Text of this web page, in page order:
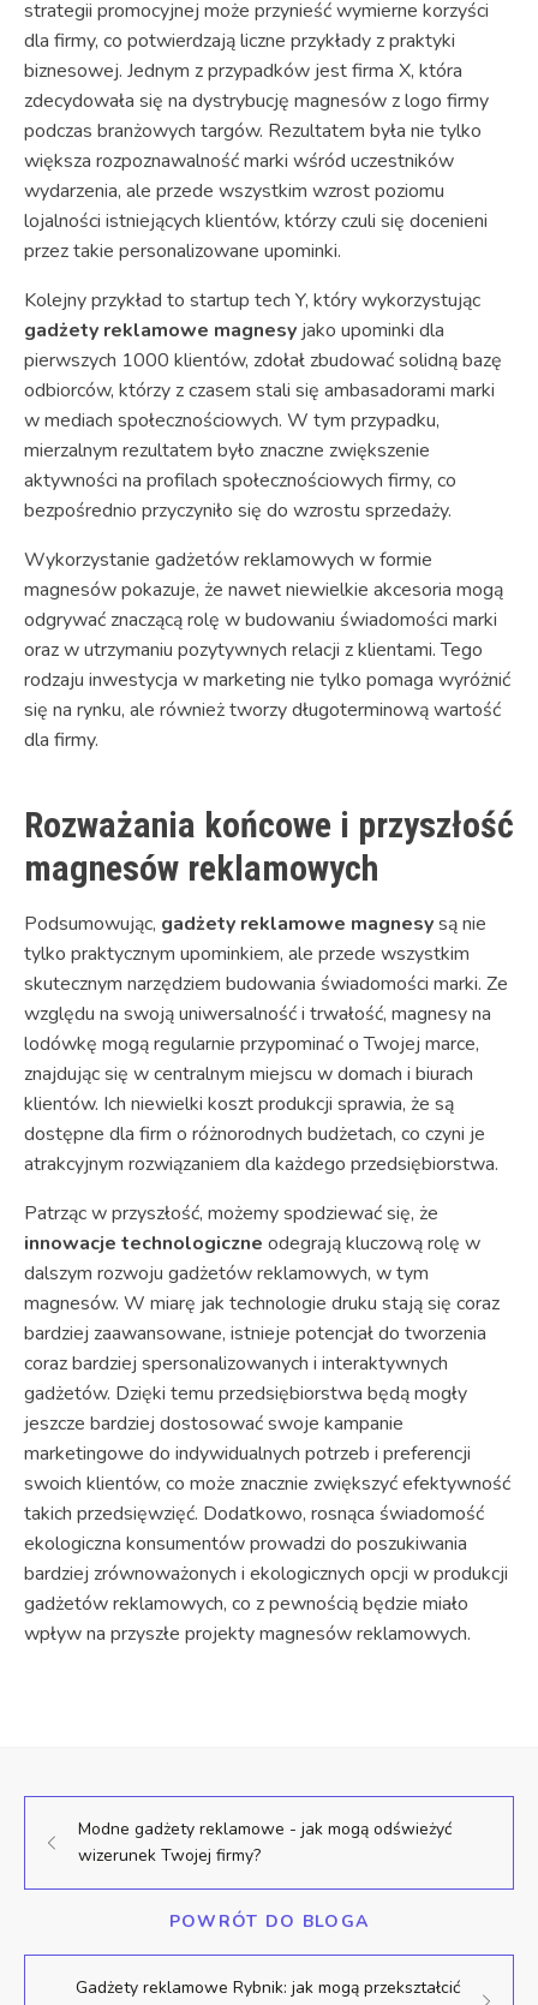
strategii promocyjnej może przynieść wymierne korzyści
dla firmy, co potwierdzają liczne przykłady z praktyki
biznesowej. Jednym z przypadków jest firma X, która
zdecydowała się na dystrybucję magnesów z logo firmy
podczas branżowych targów. Rezultatem była nie tylko
większa rozpoznawalność marki wśród uczestników
wydarzenia, ale przede wszystkim wzrost poziomu
lojalności istniejących klientów, którzy czuli się docenieni
przez takie personalizowane upominki.
Kolejny przykład to startup tech Y, który wykorzystując
gadżety reklamowe magnesy jako upominki dla
pierwszych 1000 klientów, zdołał zbudować solidną bazę
odbiorców, którzy z czasem stali się ambasadorami marki
w mediach społecznościowych. W tym przypadku,
mierzalnym rezultatem było znaczne zwiększenie
aktywności na profilach społecznościowych firmy, co
bezpośrednio przyczyniło się do wzrostu sprzedaży.
Wykorzystanie gadżetów reklamowych w formie
magnesów pokazuje, że nawet niewielkie akcesoria mogą
odgrywać znaczącą rolę w budowaniu świadomości marki
oraz w utrzymaniu pozytywnych relacji z klientami. Tego
rodzaju inwestycja w marketing nie tylko pomaga wyróżnić
się na rynku, ale również tworzy długoterminową wartość
dla firmy.
Rozważania końcowe i przyszłość
magnesów reklamowych
Podsumowując, gadżety reklamowe magnesysą nie
tylko praktycznym upominkiem, ale przede wszystkim
skutecznym narzędziem budowania świadomości marki. Ze
względu na swoją uniwersalność i trwałość, magnesy na
lodówkę mogą regularnie przypominać o Twojej marce,
znajdując się w centralnym miejscu w domach i biurach
klientów. Ich niewielki koszt produkcji sprawia, że są
dostępne dla firm o różnorodnych budżetach, co czyni je
atrakcyjnym rozwiązaniem dla każdego przedsiębiorstwa.
Patrząc w przyszłość, możemy spodziewać się, że
innowacje technologiczne odegrają kluczową rolę w
dalszym rozwoju gadżetów reklamowych, w tym
magnesów. W miarę jak technologie druku stają się coraz
bardziej zaawansowane, istnieje potencjał do tworzenia
coraz bardziej spersonalizowanych i interaktywnych
gadżetów. Dzięki temu przedsiębiorstwa będą mogły
jeszcze bardziej dostosować swoje kampanie
marketingowe do indywidualnych potrzeb i preferencji
swoich klientów, co może znacznie zwiększyć efektywność
takich przedsięwzięć. Dodatkowo, rosnąca świadomość
ekologiczna konsumentów prowadzi do poszukiwania
bardziej zrównoważonych i ekologicznych opcji w produkcji
gadżetów reklamowych, co z pewnością będzie miało
wpływ na przyszłe projekty magnesów reklamowych.
Modne gadżety reklamowe - jak mogą odświeżyć
wizerunek Twojej firmy?
POWRÓT DO BLOGA
Gadżety reklamowe Rybnik: jak mogą przekształcić